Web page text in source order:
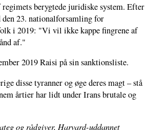
berygtede juridiske system. Efter
den 23. nationalforsamling for
i 2019: "Vi vil ikke kappe fingrene af
af."
2019 Raisi på sin sanktionsliste.
disse tyranner og øge deres magt – stå
årtier har lidt under Irans brutale og
og rådgiver, Harvard-uddannet